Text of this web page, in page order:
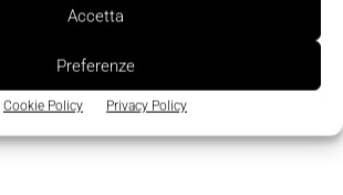
Accetta
Preferenze
Cookie Policy Privacy Policy